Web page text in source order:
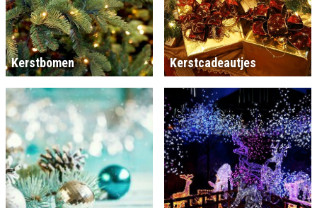
Kerstbomen Kerstcadeautjes